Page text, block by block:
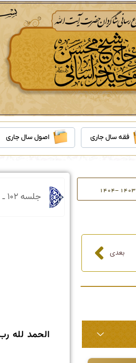
فقه سال جاری اصول سال جاری
بعدی
بعدی
جلسه ۱۰۲ ـ دو‌شنبه ۲۲‏.۲‏.۱۴۰۴ ـ ۱۴‏.۱۱‏.۱۴۴۶
الحمد لله